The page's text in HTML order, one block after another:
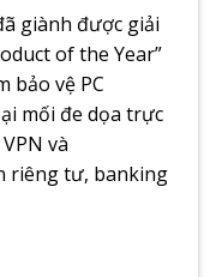
giành được giải
of the Year”
bảo vệ PC
mối đe dọa trực
và
riêng tư, banking